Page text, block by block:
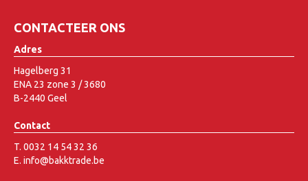
CONTACTEER ONS
Adres
Hagelberg 31
ENA 23 zone 3 / 3680
B-2440 Geel
Contact
T. 0032 14 54 32 36
E. info@bakktrade.be